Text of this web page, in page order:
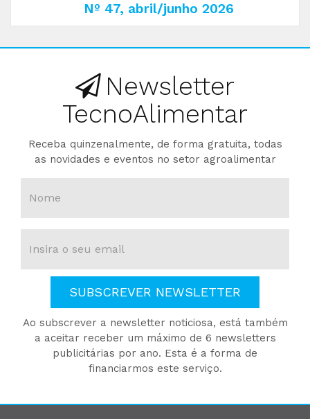
Nº 47, abril/junho 2026
Newsletter
TecnoAlimentar
Receba quinzenalmente, de forma gratuita, todas
as novidades e eventos no setor agroalimentar
SUBSCREVER NEWSLETTER
Ao subscrever a newsletter noticiosa, está também
a aceitar receber um máximo de 6 newsletters
publicitárias por ano. Esta é a forma de
financiarmos este serviço.